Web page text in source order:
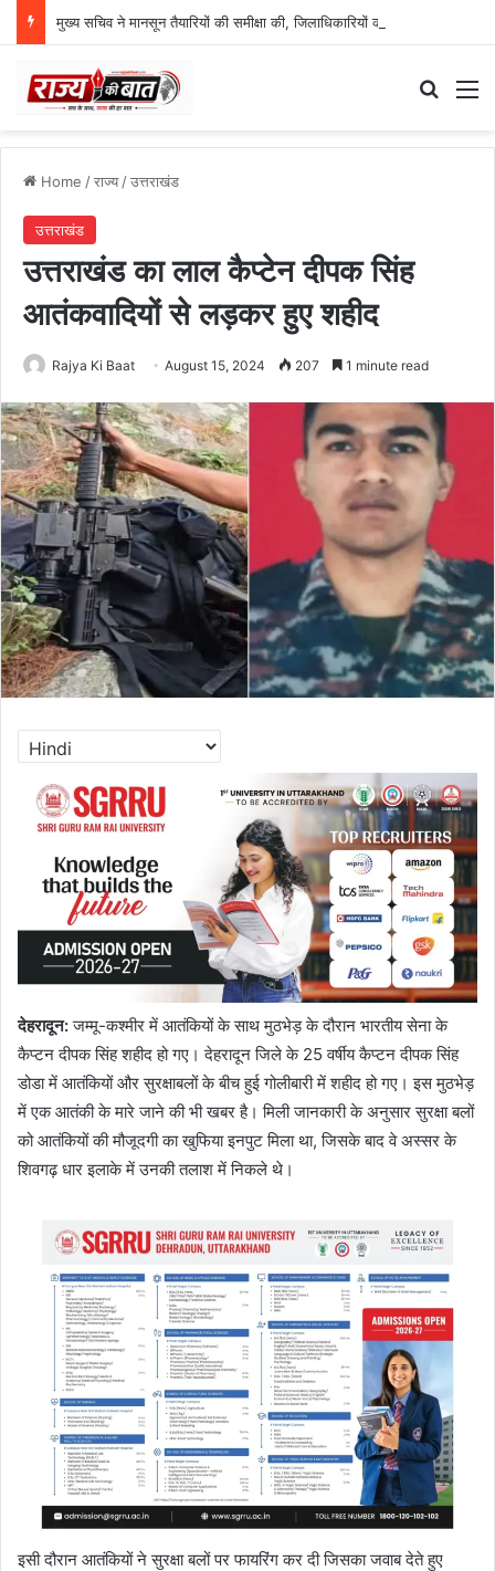
Home /राज्य/उत्तराखंड
उत्तराखंड
उत्तराखंड का लाल कैप्टेन दीपक सिंह
आतंकवादियों से लड़कर हुए शहीद
Rajya Ki Baat August 15, 2024 207 1 minute read
देहरादून:जम्मू-कश्मीर में आतंकियों के साथ मुठभेड़ के दौरान भारतीय सेना के
कैप्टन दीपक सिंह शहीद हो गए। देहरादून जिले के 25 वर्षीय कैप्टन दीपक सिंह
डोडा में आतंकियों और सुरक्षाबलों के बीच हुई गोलीबारी में शहीद हो गए। इस मुठभेड़
में एक आतंकी के मारे जाने की भी खबर है। मिली जानकारी के अनुसार सुरक्षा बलों
को आतंकियों की मौजूदगी का खुफिया इनपुट मिला था, जिसके बाद वे अस्सर के
शिवगढ़ धार इलाके में उनकी तलाश में निकले थे।
इसी दौरान आतंकियों ने सुरक्षा बलों पर फायरिंग कर दी जिसका जवाब देते हुए